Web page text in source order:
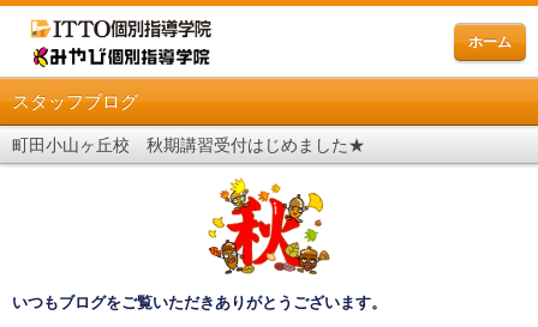
ホーム
スタッフブログ
町田小山ヶ丘校 秋期講習受付はじめました★
いつもブログをご覧いただきありがとうございます。